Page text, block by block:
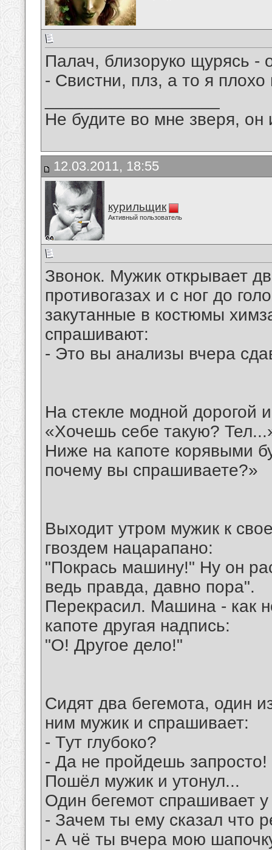
Палач, близоруко щурясь -
- Свистни, плз, а то я плохо
Не будите во мне зверя, он
12.03.2011, 18:55
курильщик
Активный пользователь
Звонок. Мужик открывает
противогазах и с ног до
закутанные в костюмы
спрашивают:
- Это вы анализы вчера
На стекле модной дорогой
«Хочешь себе такую?
Ниже на капоте корявыми
почему вы спрашиваете?»
Выходит утром мужик к
гвоздем нацарапано:
"Покрась машину!" Ну он
ведь правда, давно пора".
Перекрасил. Машина - как
капоте другая надпись:
"О! Другое дело!"
Сидят два бегемота, один
ним мужик и спрашивает:
- Tут глубоко?
- Да не пройдешь запросто!
Пошёл мужик и утонул...
Один бегемот спрашивает у
- Зачем ты ему сказал что
- А чё ты вчера мою